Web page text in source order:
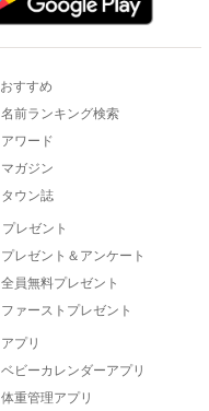
おすすめ
名前ランキング検索
アワード
マガジン
タウン誌
プレゼント
プレゼント＆アンケート
全員無料プレゼント
ファーストプレゼント
アプリ
ベビーカレンダーアプリ
体重管理アプリ